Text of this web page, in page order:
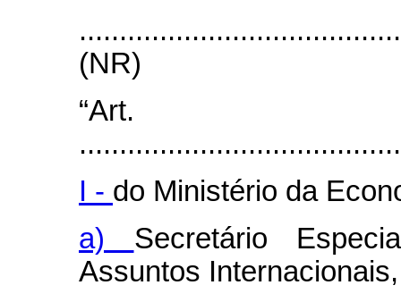
(NR)
I - do Ministério da
a) Secretário
Assuntos